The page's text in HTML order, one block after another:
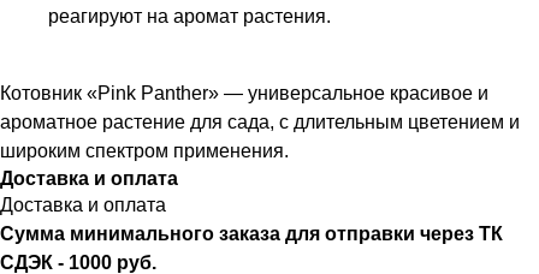
реагируют на аромат растения.
Котовник «Pink Panther» — универсальное красивое и
ароматное растение для сада, с длительным цветением и
широким спектром применения.
Доставка и оплата
Доставка и оплата
Сумма минимального заказа для отправки через ТК
СДЭК - 1000 руб.